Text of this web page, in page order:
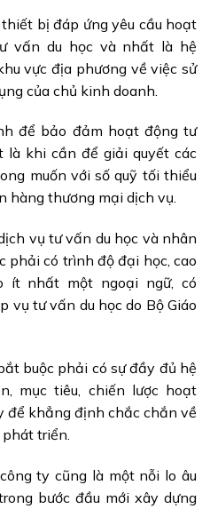
bị đáp ứng yêu cầu hoạt
vấn du học và nhất là hệ
vực địa phương về việc sử
của chủ kinh doanh.
để bảo đảm hoạt động tư
khi cần để giải quyết các
muốn với số quỹ tối thiểu
hàng thương mại dịch vụ.
vụ tư vấn du học và nhân
phải có trình độ đại học, cao
ít nhất một ngoại ngữ, có
vụ tư vấn du học do Bộ Giáo
buộc phải có sự đầy đủ hệ
mục tiêu, chiến lược hoạt
để khẳng định chắc chắn về
triển.
ty cũng là một nỗi lo âu
bước đầu mới xây dựng